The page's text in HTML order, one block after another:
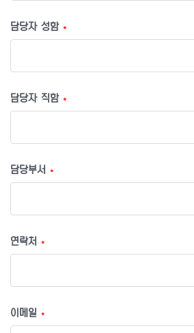
담당자 성함 *
담당자 직함 *
담당부서 *
연락처 *
이메일 *